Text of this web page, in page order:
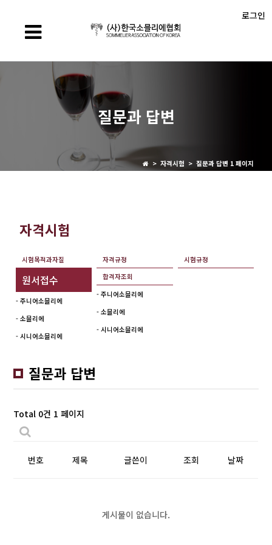
로그인
질문과 답변
> 자격시험 > 질문과 답변 1 페이지
자격시험
시험목적과자질 자격규정 시험규정
원서접수
- 주니어소믈리에
- 소믈리에
- 시니어소믈리에
합격자조회
- 주니어소믈리에
- 소믈리에
- 시니어소믈리에
질문과 답변
Total 0건 1 페이지
번호 제목 글쓴이 조회 날짜
게시물이 없습니다.